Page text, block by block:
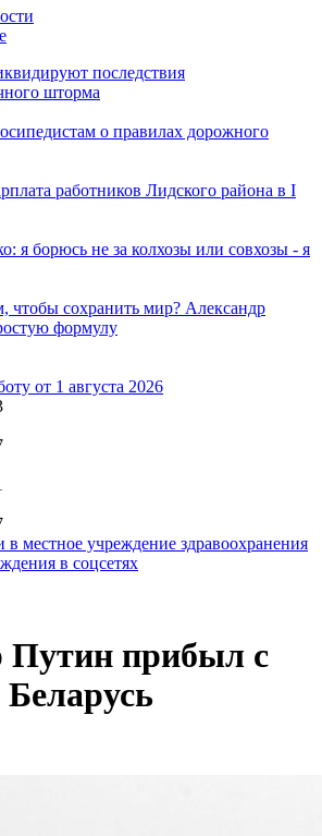
последствия
шторма
о правилах дорожного
работников Лидского района в I
я борюсь не за колхозы или совхозы - я
чтобы сохранить мир? Александр
формулу
от 1 августа 2026
местное учреждение здравоохранения
в соцсетях
Путин прибыл с